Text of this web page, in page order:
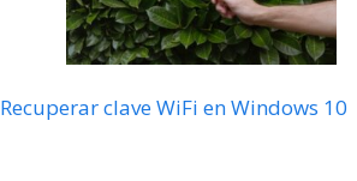
Recuperar clave WiFi en Windows 10